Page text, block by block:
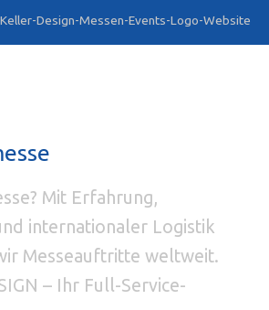
Mit Erfahrung,
internationaler Logistik
Messeauftritte weltweit.
– Ihr Full-Service-